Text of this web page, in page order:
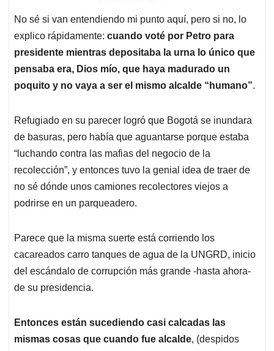
No sé si van entendiendo mi punto aquí, pero si no, lo
explico rápidamente: cuando voté por Petro para
presidente mientras depositaba la urna lo único que
pensaba era, Dios mío, que haya madurado un
poquito y no vaya a ser el mismo alcalde “humano”.
Refugiado en su parecer logró que Bogotá se inundara
de basuras, pero había que aguantarse porque estaba
“luchando contra las mafias del negocio de la
recolección”, y entonces tuvo la genial idea de traer de
no sé dónde unos camiones recolectores viejos a
podrirse en un parqueadero.
Parece que la misma suerte está corriendo los
cacareados carro tanques de agua de la UNGRD, inicio
del escándalo de corrupción más grande -hasta ahora-
de su presidencia.
Entonces están sucediendo casi calcadas las
mismas cosas que cuando fue alcalde, (despidos